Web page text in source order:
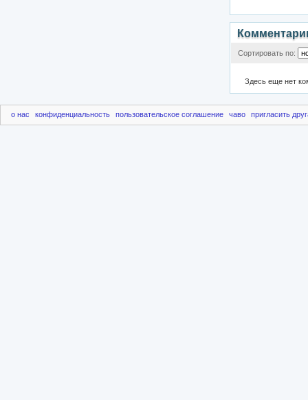
Сортировать по:
Здесь еще нет
о нас конфиденциальность пользовательское соглашение чаво пригласить